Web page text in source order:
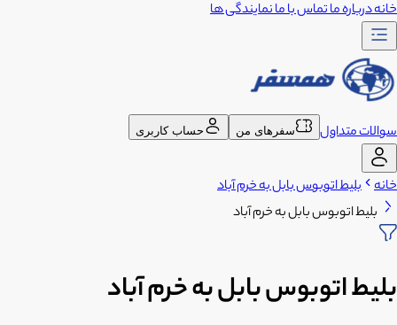
خانهدرباره ماتماس با مانمایندگی ها
سوالات متداول سفرهای من حساب کاربری
خانه بلیط اتوبوس بابل به خرم آباد
بلیط اتوبوس بابل به خرم آباد
بلیط اتوبوس بابل به خرم آباد